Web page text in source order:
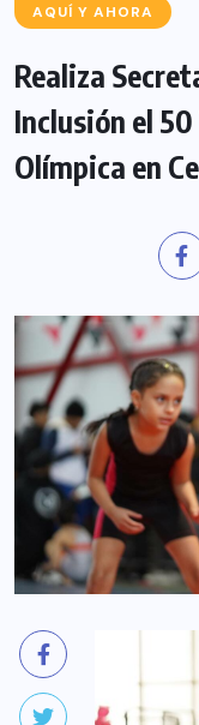
AQUÍ Y AHORA
Realiza
Inclusión el
Olímpica en